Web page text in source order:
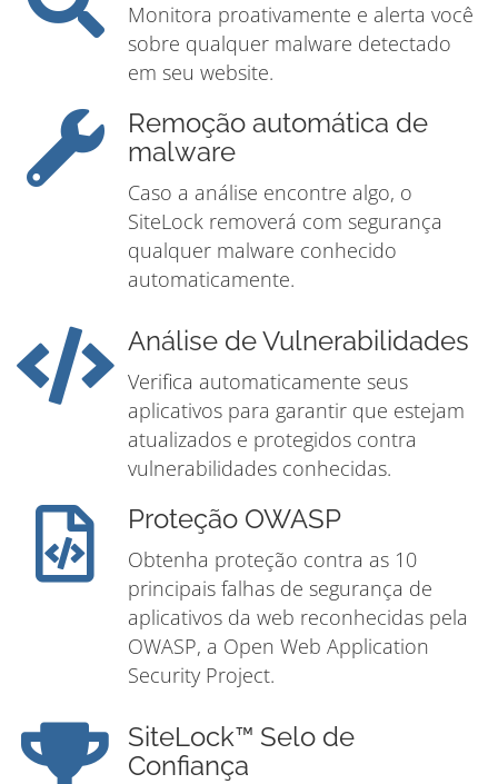
Monitora proativamente e alerta você
sobre qualquer malware detectado
em seu website.
Remoção automática de
malware
Caso a análise encontre algo, o
SiteLock removerá com segurança
qualquer malware conhecido
automaticamente.
Análise de Vulnerabilidades
Verifica automaticamente seus
aplicativos para garantir que estejam
atualizados e protegidos contra
vulnerabilidades conhecidas.
Proteção OWASP
Obtenha proteção contra as 10
principais falhas de segurança de
aplicativos da web reconhecidas pela
OWASP, a Open Web Application
Security Project.
SiteLock™ Selo de
Confiança